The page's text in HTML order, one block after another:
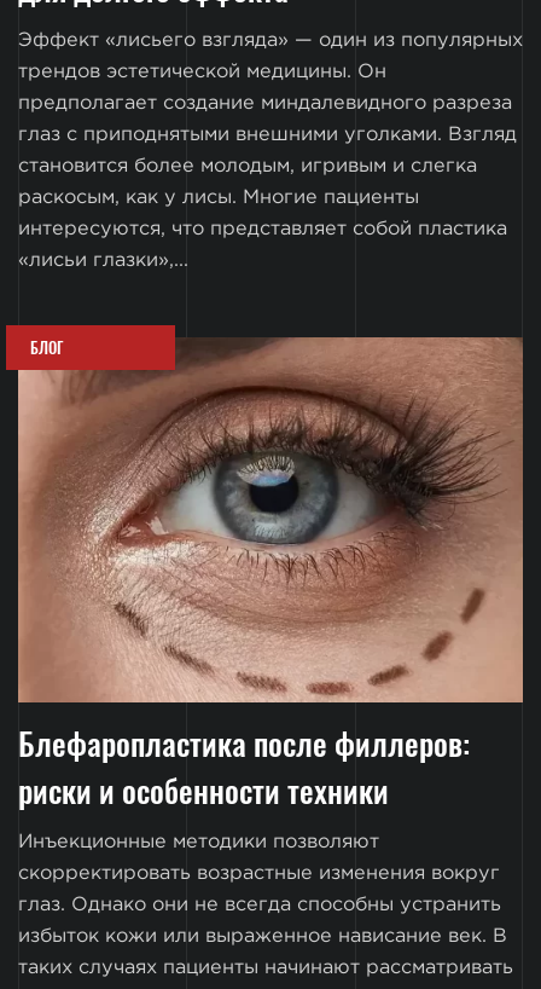
Эффект «лисьего взгляда» — один из популярных
трендов эстетической медицины. Он
предполагает создание миндалевидного разреза
глаз с приподнятыми внешними уголками. Взгляд
становится более молодым, игривым и слегка
раскосым, как у лисы. Многие пациенты
интересуются, что представляет собой пластика
«лисьи глазки»,...
БЛОГ
Блефаропластика после филлеров:
риски и особенности техники
Инъекционные методики позволяют
скорректировать возрастные изменения вокруг
глаз. Однако они не всегда способны устранить
избыток кожи или выраженное нависание век. В
таких случаях пациенты начинают рассматривать